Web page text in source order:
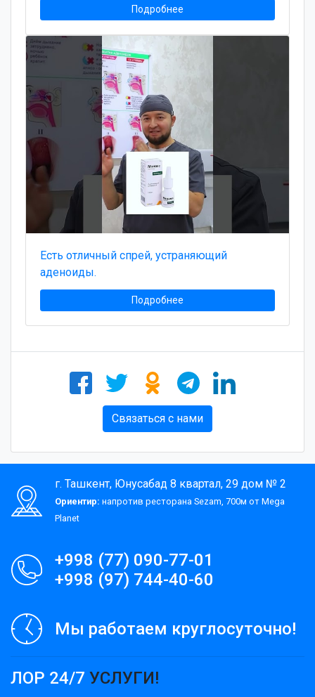
Подробнее
Есть отличный спрей, устраняющий
аденоиды.
Подробнее
Связаться с нами
г. Ташкент, Юнусабад 8 квартал, 29 дом № 2
Ориентир: напротив ресторана Sezam, 700м от Mega
Planet
+998 (77) 090-77-01
+998 (97) 744-40-60
Мы работаем круглосуточно!
ЛОР 24/7 УСЛУГИ!